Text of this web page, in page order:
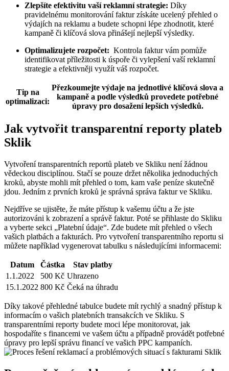
Zlepšíte‌ efektivitu vaší reklamní strategie: Díky
pravidelnému⁣ monitorování faktur získáte ucelený přehled o
výdajích na reklamu a budete schopni lépe zhodnotit, které
kampaně či klíčová slova‌ přinášejí nejlepší výsledky.
Optimalizujete rozpočet: ‌ Kontrola faktur vám pomůže
identifikovat příležitosti k úspoře či vylepšení⁣ vaší reklamní
strategie a efektivněji využít váš rozpočet.
Tip na
optimalizaci:
Přezkoumejte ⁣výdaje na jednotlivé klíčová slova ⁣a
kampaně a podle výsledků​ provedete ⁢potřebné
úpravy ⁣pro dosažení lepších výsledků.
Jak vytvořit transparentní reporty plateb
Sklik
Vytvoření transparentních reportů plateb ve Skliku ‌není žádnou
vědeckou disciplínou. Stačí se pouze ⁢držet několika ⁣jednoduchých
kroků, ‍abyste ‍mohli mít přehled o tom, kam vaše​ peníze skutečně
jdou. Jedním ⁣z prvních kroků je správná správa faktur ⁣ve Skliku.
Nejdříve se ujistěte, ⁤že máte přístup k vašemu účtu a že jste
autorizováni k zobrazení⁣ a správě ‌faktur. Poté se přihlaste do ⁤Skliku
a vyberte sekci „Platební údaje“. Zde budete⁣ mít přehled o všech
vašich platbách a fakturách.⁢ Pro vytvoření transparentního reportu si
můžete⁢ například vygenerovat tabulku s následujícími informacemi:
Datum Částka
Stav platby
1.1.2022
500 ‌Kč Uhrazeno
15.1.2022 800 Kč Čeká na úhradu
Díky takové přehledné tabulce⁣ budete⁣ mít rychlý a snadný přístup k
informacím o vašich platebních transakcích ve Skliku. S
transparentními reporty budete moci lépe monitorovat, jak
hospodaříte s financemi‌ ve vašem účtu a případně provádět potřebné‌
úpravy‍ pro lepší správu financí ve vašich PPC kampaních.